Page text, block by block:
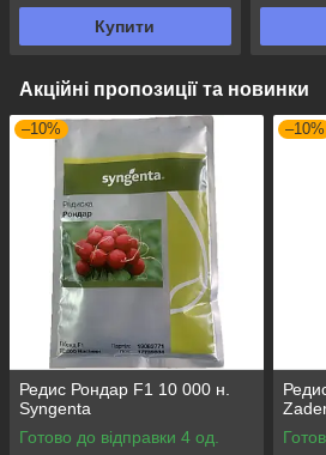
Купити
Акційні пропозиції та новинки
–10%
Редис Рондар F1 10 000 н.
Syngenta
Готово до відправки 4 од.
–10%